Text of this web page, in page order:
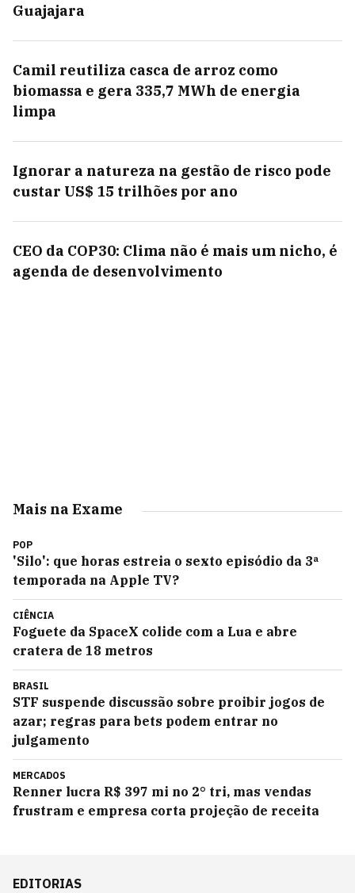
Guajajara
Camil reutiliza casca de arroz como
biomassa e gera 335,7 MWh de energia
limpa
Ignorar a natureza na gestão de risco pode
custar US$ 15 trilhões por ano
CEO da COP30: Clima não é mais um nicho, é
agenda de desenvolvimento
Mais na Exame
POP
'Silo': que horas estreia o sexto episódio da 3ª
temporada na Apple TV?
CIÊNCIA
Foguete da SpaceX colide com a Lua e abre
cratera de 18 metros
BRASIL
STF suspende discussão sobre proibir jogos de
azar; regras para bets podem entrar no
julgamento
MERCADOS
Renner lucra R$ 397 mi no 2° tri, mas vendas
frustram e empresa corta projeção de receita
EDITORIAS